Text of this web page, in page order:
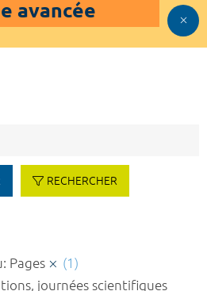
avancée
RECHERCHER
Pages
(1)
journées scientifiques